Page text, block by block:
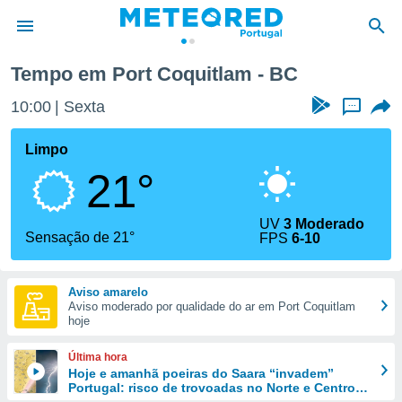
da
foi
fornecidas
a este
das
e
forma
digital
Tempo em Port Coquitlam - BC
10:00 Sexta ...
Limpo
21°
Sensação de 21°
UV3 Moderado
FPS6-10
Aviso amarelo
Aviso moderado por qualidade do ar em Port Coquitlam
hoje
Última hora
Hoje e amanhã poeiras do Saara “invadem”
Portugal: risco de trovoadas no Norte e Centro